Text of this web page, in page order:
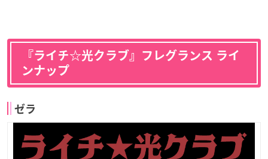
『ライチ☆光クラブ』フレグランス ライ
ンナップ
ゼラ